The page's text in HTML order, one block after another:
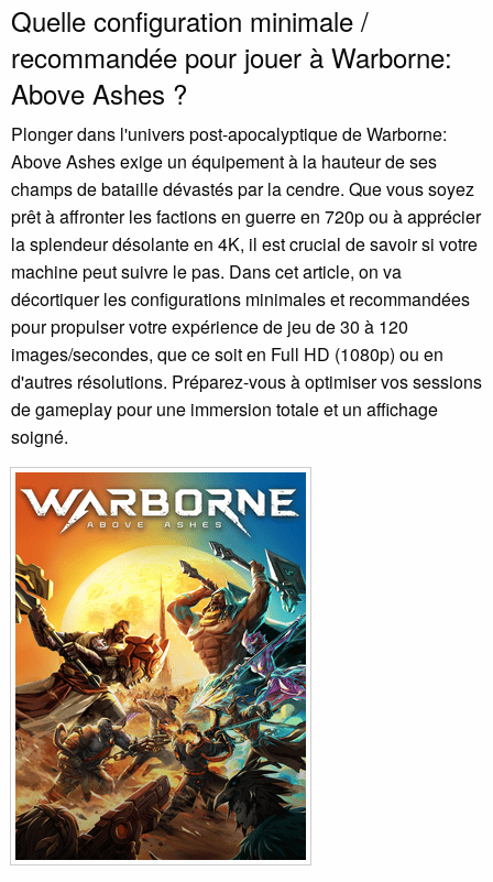
Quelle configuration minimale /
recommandée pour jouer à Warborne:
Above Ashes ?
Plonger dans l'univers post-apocalyptique de Warborne:
Above Ashes exige un équipement à la hauteur de ses
champs de bataille dévastés par la cendre. Que vous soyez
prêt à affronter les factions en guerre en 720p ou à apprécier
la splendeur désolante en 4K, il est crucial de savoir si votre
machine peut suivre le pas. Dans cet article, on va
décortiquer les configurations minimales et recommandées
pour propulser votre expérience de jeu de 30 à 120
images/secondes, que ce soit en Full HD (1080p) ou en
d'autres résolutions. Préparez-vous à optimiser vos sessions
de gameplay pour une immersion totale et un affichage
soigné.